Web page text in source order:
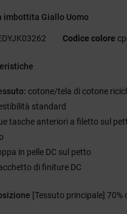
imbottita Giallo Uomo
Codice colore
cotone/tela di cotone
standard
tasche anteriori a filetto sul
in pelle DC sul petto
di finiture DC
[Tessuto principale]